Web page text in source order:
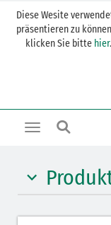
Diese Wesite
präsentieren zu
klicken Sie bitte hier
Toggle